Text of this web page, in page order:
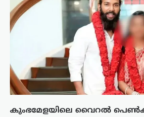
കുംഭമേളയിലെ വൈറൽ